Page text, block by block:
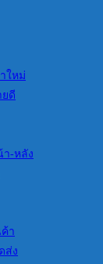
ใหม่
ดี
า-หลัง
า
ส่ง